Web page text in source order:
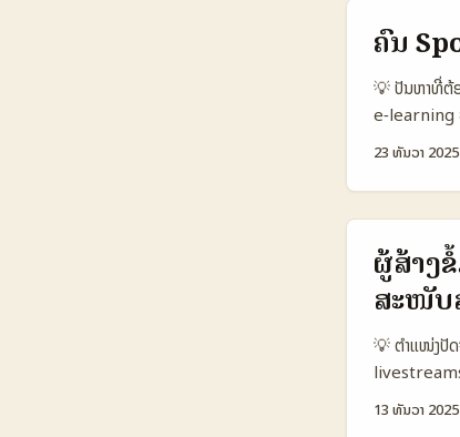
ແຜນການຕິດ
ງົບປະມານ,
ລາຍການ
Travel
5.5% 🎯
Platform
ຕຸຣັກມີປະສິດ
ຄວາມສ່ຽງແບ
ຄົ້ນ
💡 ປັນຫາທີ່ຕ້
e‑learning
ຄັ້ງ
ເພື່ອປັບຂຶ້ນຍ
playlist, ກາ
ທົ່ວໄປ — ແຕ່
ໂປຣໂມ
Monthly
500
Medium
ອອກແບບ
ທາງເລືອກທີ່ໄ
23 ທັນວາ 2025
ຜູ້ສ້າງ
ສະໜັ
💡 ຕຳແໜ່ງປັ
ວຽກແນວໃດ
13 ທັນວາ 2025